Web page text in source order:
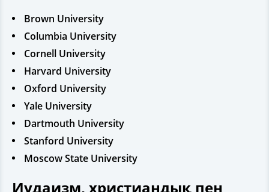
Brown University
Columbia University
Cornell University
Harvard University
Oxford University
Yale University
Dartmouth University
Stanford University
Moscow State University
Иудаизм, христиандық пен